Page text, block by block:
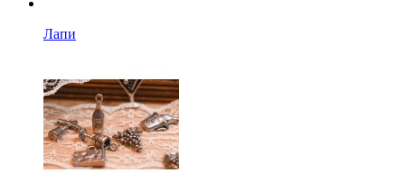
Лапи